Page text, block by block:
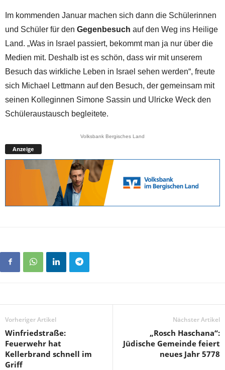
Im kommenden Januar machen sich dann die Schülerinnen
und Schüler für den Gegenbesuch auf den Weg ins Heilige
Land. „Was in Israel passiert, bekommt man ja nur über die
Medien mit. Deshalb ist es schön, dass wir mit unserem
Besuch das wirkliche Leben in Israel sehen werden“, freute
sich Michael Lettmann auf den Besuch, der gemeinsam mit
seinen Kolleginnen Simone Sassin und Ulricke Weck den
Schüleraustausch begleitete.
Volksbank Bergisches Land
Anzeige
Vorheriger Artikel
Winfriedstraße:
Feuerwehr hat
Kellerbrand schnell im
Griff
Nächster Artikel
„Rosch Haschana“:
Jüdische Gemeinde feiert
neues Jahr 5778